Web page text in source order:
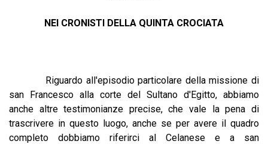
NEI CRONISTI DELLA QUINTA CROCIATA
Riguardo all'episodio particolare della missione di
san Francesco alla corte del Sultano d'Egitto, abbiamo
anche altre testimonianze precise, che vale la pena di
trascrivere in questo luogo, anche se per avere il quadro
completo dobbiamo riferirci al Celanese e a san